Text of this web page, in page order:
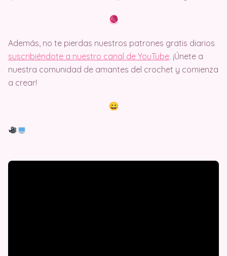
Además, no te pierdas nuestros patrones gratis diarios
suscribiéndote a nuestro canal de YouTube. ¡Únete a
nuestra comunidad de amantes del crochet y comienza
a crear!